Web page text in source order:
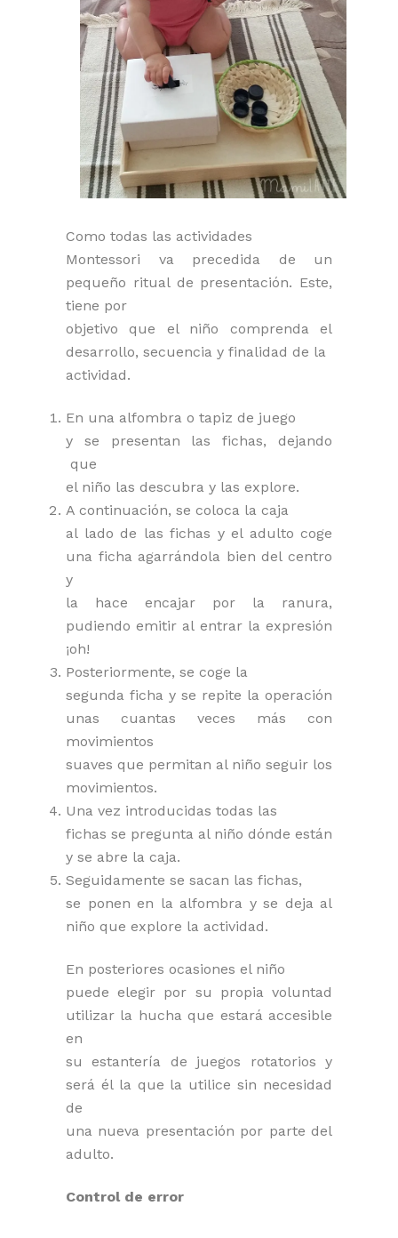
Como todas las actividades
Montessori va precedida de un
pequeño ritual de presentación. Este,
tiene por
objetivo que el niño comprenda el
desarrollo, secuencia y finalidad de la
actividad.
En una alfombra o tapiz de juego
y se presentan las fichas, dejando
que
el niño las descubra y las explore.
A continuación, se coloca la caja
al lado de las fichas y el adulto coge
una ficha agarrándola bien del centro
y
la hace encajar por la ranura,
pudiendo emitir al entrar la expresión
¡oh!
Posteriormente, se coge la
segunda ficha y se repite la operación
unas cuantas veces más con
movimientos
suaves que permitan al niño seguir los
movimientos.
Una vez introducidas todas las
fichas se pregunta al niño dónde están
y se abre la caja.
Seguidamente se sacan las fichas,
se ponen en la alfombra y se deja al
niño que explore la actividad.
En posteriores ocasiones el niño
puede elegir por su propia voluntad
utilizar la hucha que estará accesible
en
su estantería de juegos rotatorios y
será él la que la utilice sin necesidad
de
una nueva presentación por parte del
adulto.
Control de error